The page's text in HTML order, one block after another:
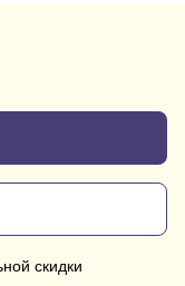
скидки